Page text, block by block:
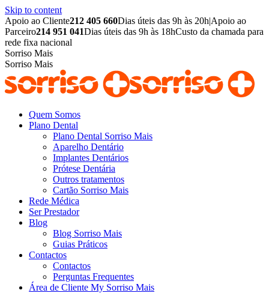
Skip to content
Apoio ao Cliente212 405 660Dias úteis das 9h às 20h|Apoio ao
Parceiro214 951 041Dias úteis das 9h às 18hCusto da chamada para
rede fixa nacional
Sorriso Mais
Sorriso Mais
Quem Somos
Plano Dental
Plano Dental Sorriso Mais
Aparelho Dentário
Implantes Dentários
Prótese Dentária
Outros tratamentos
Cartão Sorriso Mais
Rede Médica
Ser Prestador
Blog
Blog Sorriso Mais
Guias Práticos
Contactos
Contactos
Perguntas Frequentes
Área de Cliente My Sorriso Mais